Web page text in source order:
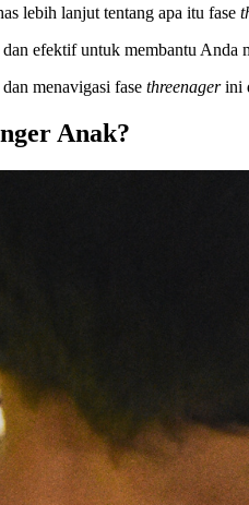
lebih lanjut tentang apa itu fase
efektif untuk membantu Anda
menavigasi fase threenagerini
Anak?